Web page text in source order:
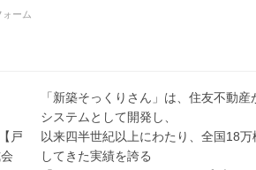
ーム
「新築そっくりさん」は、住友不動
システムとして開発し、
以来四半世紀以上にわたり、全国18
してきた実績を誇る